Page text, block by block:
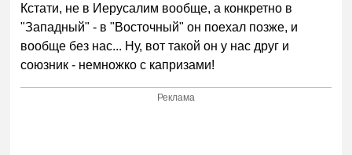
Кстати, не в Иерусалим вообще, а конкретно в
"Западный" - в "Восточный" он поехал позже, и
вообще без нас... Ну, вот такой он у нас друг и
союзник - немножко с капризами!
Реклама